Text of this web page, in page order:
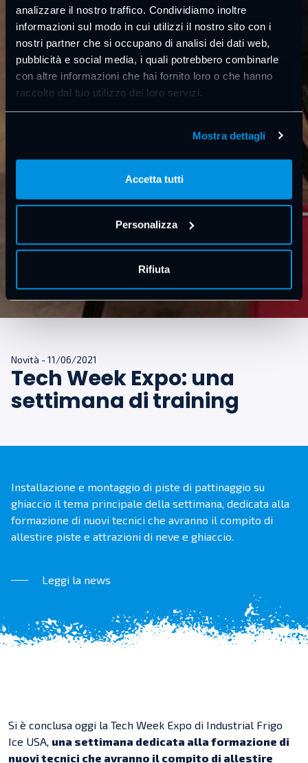
analizzare il nostro traffico. Condividiamo inoltre
informazioni sul modo in cui utilizzi il nostro sito con i
nostri partner che si occupano di analisi dei dati web,
pubblicità e social media, i quali potrebbero combinarle
con altre informazioni che hai fornito loro o che hanno
raccolto dal tuo utilizzo dei loro servizi.
Mostra dettagli
Accetta tutti
Personalizza
Rifiuta
Novità -11/06/2021
Tech Week Expo: una
settimana di training
Installazione e montaggio di piste di pattinaggio su
ghiaccio il tema principale della settimana, dedicata alla
formazione di nuovi tecnici che avranno il compito di
allestire piste e attrazioni di neve e ghiaccio.
Leggi la news
Si è conclusa oggi la Tech Week Expo di Industrial Frigo
Ice USA, una settimana dedicata alla formazione di
nuovi tecnici che avranno il compito di allestire